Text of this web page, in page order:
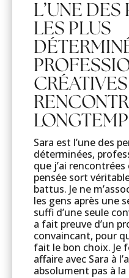
L’UNE DES
LES PLUS
CRÉATIVES
Sara est l’une des
déterminées,
que j’ai
pensée sort
battus. Je ne
les gens après une
suffi d’une seule
a fait preuve d’un
convaincant, pour
fait le bon choix. Je
affaire avec Sara à
absolument pas à